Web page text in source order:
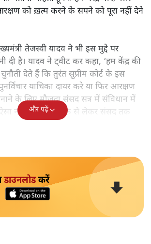
को ख़त्म करने के सपने को पूरा नहीं देने
तेजस्वी यादव ने भी इस मुद्दे पर
दी है। यादव ने ट्वीट कर कहा, ‘हम केंद्र की
देते हैं कि तुरंत सुप्रीम कोर्ट के इस
याचिका दायर करे या फिर आरक्षण
के लिए मौजूदा संसद सत्र में संविधान में
नहीं होगा तो सड़क से लेकर संसद तक
और पढ़ें
डाउनलोडकरें